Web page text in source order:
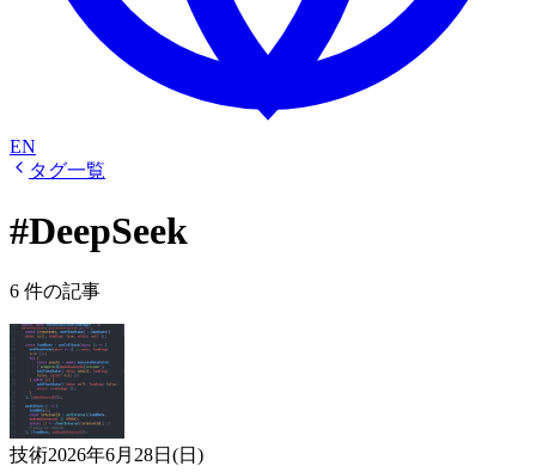
EN
タグ一覧
#DeepSeek
6 件の記事
技術2026年6月28日(日)